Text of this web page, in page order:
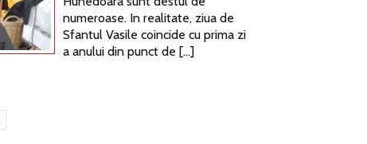
numeroase. In realitate, ziua de
Sfantul Vasile coincide cu prima zi
a anului din punct de […]